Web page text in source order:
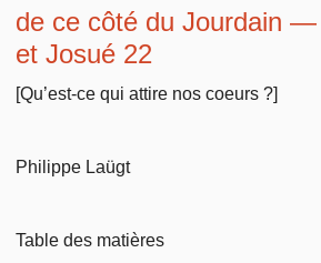
Retour à l'accueil
Autres sites chrétiens
Lisez la Bible
Au sujet de la Bible
Sujets
Commentaires
de ce côté du Jourdain
et Josué 22
[Qu’est-ce qui attire nos coeurs ?]
Philippe Laügt
Table des matières